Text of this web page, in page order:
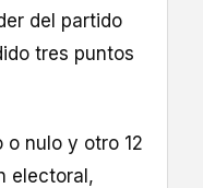
del partido
tres puntos
o nulo y otro 12
electoral,